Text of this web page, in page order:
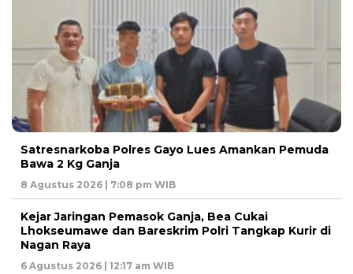
Satresnarkoba Polres Gayo Lues Amankan Pemuda
Bawa 2 Kg Ganja
8 Agustus 2026 | 7:08 pm WIB
Kejar Jaringan Pemasok Ganja, Bea Cukai
Lhokseumawe dan Bareskrim Polri Tangkap Kurir di
Nagan Raya
6 Agustus 2026 | 12:17 am WIB